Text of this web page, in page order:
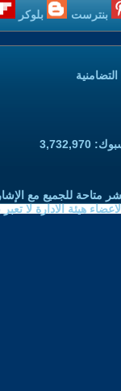
بنترست بلوكر
متاحة للجميع مع
هيئة الادارة لا